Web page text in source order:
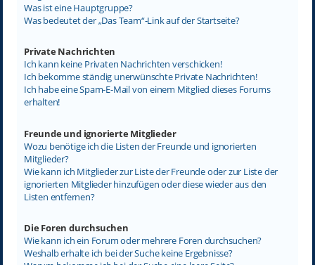
Was ist eine Hauptgruppe?
Was bedeutet der „Das Team“-Link auf der Startseite?
Private Nachrichten
Ich kann keine Privaten Nachrichten verschicken!
Ich bekomme ständig unerwünschte Private Nachrichten!
Ich habe eine Spam-E-Mail von einem Mitglied dieses Forums
erhalten!
Freunde und ignorierte Mitglieder
Wozu benötige ich die Listen der Freunde und ignorierten
Mitglieder?
Wie kann ich Mitglieder zur Liste der Freunde oder zur Liste der
ignorierten Mitglieder hinzufügen oder diese wieder aus den
Listen entfernen?
Die Foren durchsuchen
Wie kann ich ein Forum oder mehrere Foren durchsuchen?
Weshalb erhalte ich bei der Suche keine Ergebnisse?